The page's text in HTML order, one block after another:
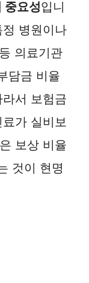
중요성입니
병원이나
의료기관
담금 비율
서 보험금
가 실비보
보상 비율
것이 현명